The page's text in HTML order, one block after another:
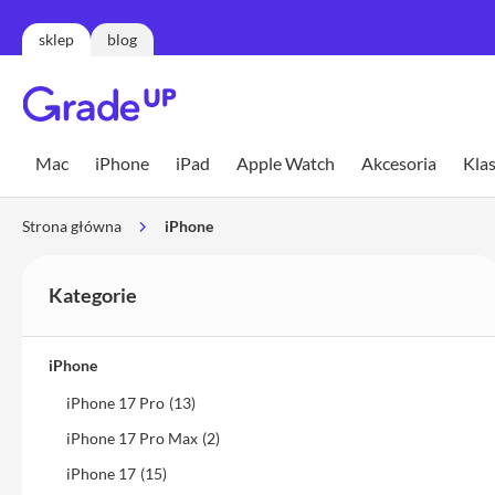
sklep blog
Mac
Neo
Air
Air
Air
MacBook
MacBook
Mac iPhone iPad Apple Watch Akcesoria
Strona główna iPhone
Kategorie
iPhone
iPhone 17 Pro (13)
iPhone 17 Pro Max (2)
iPhone 17 (15)